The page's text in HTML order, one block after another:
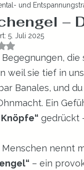
Yoga
–
und
5. Juli 2025
NaN von 5 Sternen
Begegnungen,
weil sie tief in
Banales, und
Ein
gedrückt
Menschen nennt
– ein